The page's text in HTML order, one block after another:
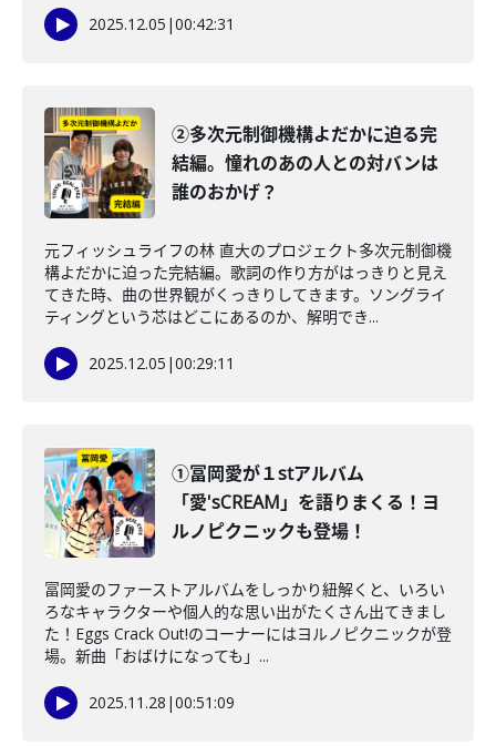
2025.12.05 |00:42:31
②多次元制御機構よだかに迫る完
結編。憧れのあの人との対バンは
誰のおかげ？
元フィッシュライフの林 直大のプロジェクト多次元制御機
構よだかに迫った完結編。歌詞の作り方がはっきりと見え
てきた時、曲の世界観がくっきりしてきます。ソングライ
ティングという芯はどこにあるのか、解明でき...
2025.12.05 |00:29:11
①冨岡愛が１stアルバム
「愛'sCREAM」を語りまくる！ヨ
ルノピクニックも登場！
冨岡愛のファーストアルバムをしっかり紐解くと、いろい
ろなキャラクターや個人的な思い出がたくさん出てきまし
た！Eggs Crack Out!のコーナーにはヨルノピクニックが登
場。新曲「おばけになっても」...
2025.11.28 |00:51:09